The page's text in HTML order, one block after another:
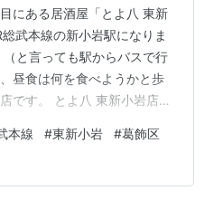
にある居酒屋「とよ八 東新
武本線の新小岩駅になりま
と言っても駅からバスで行
昼食は何を食べようかと歩
です。 とよ八 東新小岩店
に座りました。ランチメニ
りましたがオムライスに心
イスセットを注文、セット
本線 #東新小岩 #葛飾区